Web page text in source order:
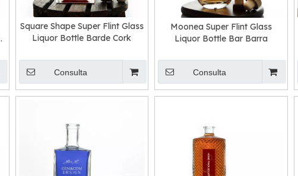
Square Shape Super Flint Glass
Liquor Bottle Barde Cork
Consulta
Moonea Super Flint Glass
Liquor Bottle Bar Barra
Consulta